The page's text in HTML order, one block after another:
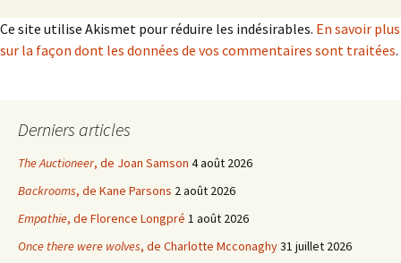
Ce site utilise Akismet pour réduire les indésirables. En savoir plus
sur la façon dont les données de vos commentaires sont traitées.
Derniers articles
The Auctioneer, de Joan Samson 4 août 2026
Backrooms, de Kane Parsons 2 août 2026
Empathie, de Florence Longpré 1 août 2026
Once there were wolves, de Charlotte Mcconaghy31 juillet 2026